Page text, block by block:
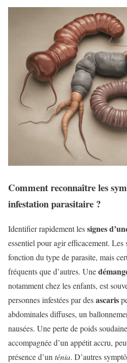
Comment reconnaître les
infestation parasitaire ?
Identifier rapidement lessignes
essentiel pour agir efficacement.
fonction du type de parasite, mais
fréquents que d’autres. Une
notamment chez les enfants, est
personnes infestées par desascaris
abdominales diffuses, un
nausées. Une perte de poids
accompagnée d’un appétit accru,
présence d’un ténia. D’autres